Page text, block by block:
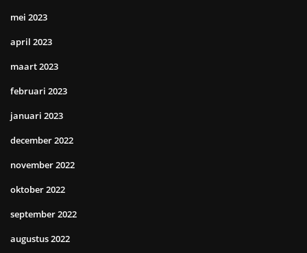
mei 2023
april 2023
maart 2023
februari 2023
januari 2023
december 2022
november 2022
oktober 2022
september 2022
augustus 2022